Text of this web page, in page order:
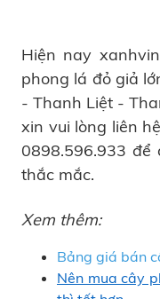
Hiện nay
phong lá đỏ giả
- Thanh Liệt -
xin vui lòng liên
0898.596.933
thắc mắc.
Xem thêm:
Bảng giá bán
Nên mua cây